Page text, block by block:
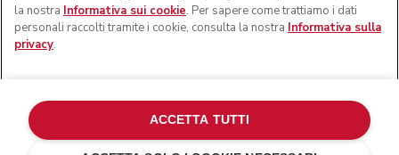
Uniti e altrove.
Gestisci cookies
Informativa sulla privacy
la nostra Informativa sui cookie. Per sapere come trattiamo i dati
personali raccolti tramite i cookie, consulta la nostra Informativa sulla
privacy.
ACCETTA TUTTI